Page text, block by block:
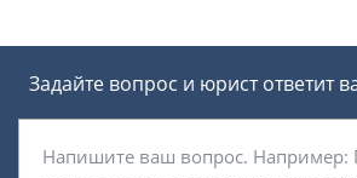
Задайте вопрос и юрист ответит